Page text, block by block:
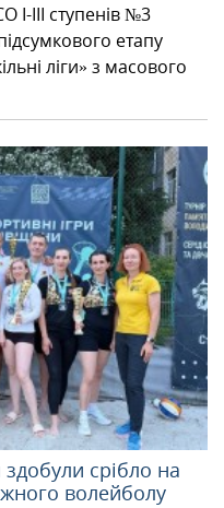
ІІІ ступенів №3
етапу
ліги» з масового
срібло на
волейболу